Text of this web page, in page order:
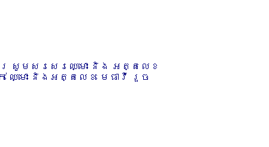
សូមសរសេរឈ្មោះ និង អត្តលេខ
ោះ និងអត្តលេខ មេធាវី រួច